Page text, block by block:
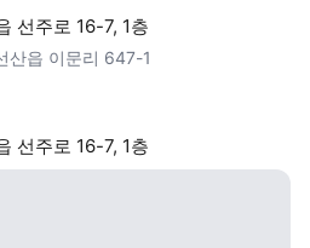
선주로 16-7, 1층
산읍 이문리 647-1
선주로 16-7, 1층